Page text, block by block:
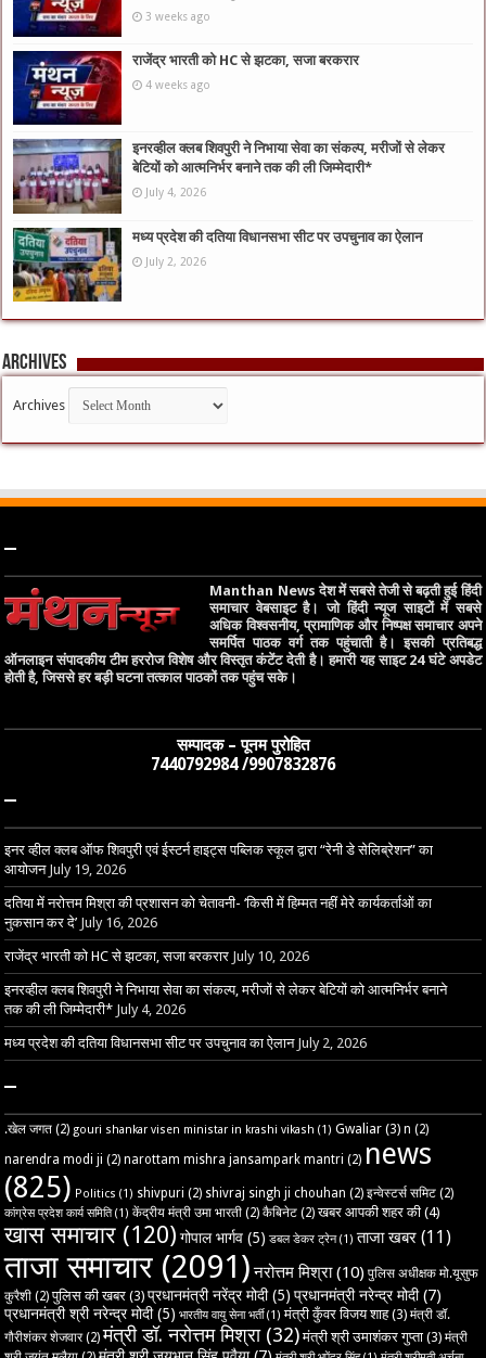
3 weeks ago
राजेंद्र भारती को HC से झटका, सजा बरकरार
4 weeks ago
इनरव्हील क्लब शिवपुरी ने निभाया सेवा का संकल्प, मरीजों से लेकर
बेटियों को आत्मनिर्भर बनाने तक की ली जिम्मेदारी*
July 4, 2026
मध्य प्रदेश की दतिया विधानसभा सीट पर उपचुनाव का ऐलान
July 2, 2026
Archives
Archives
–
Manthan News देश में सबसे तेजी से बढ़ती हुई हिंदी
समाचार वेबसाइट है। जो हिंदी न्यूज साइटों में सबसे
अधिक विश्वसनीय, प्रामाणिक और निष्पक्ष समाचार अपने
समर्पित पाठक वर्ग तक पहुंचाती है। इसकी प्रतिबद्ध
ऑनलाइन संपादकीय टीम हररोज विशेष और विस्तृत कंटेंट देती है। हमारी यह साइट 24 घंटे अपडेट
होती है, जिससे हर बड़ी घटना तत्काल पाठकों तक पहुंच सके।
सम्पादक – पूनम पुरोहित
7440792984 /9907832876
–
इनर व्हील क्लब ऑफ शिवपुरी एवं ईस्टर्न हाइट्स पब्लिक स्कूल द्वारा “रेनी डे सेलिब्रेशन” का
आयोजन July 19, 2026
दतिया में नरोत्तम मिश्रा की प्रशासन को चेतावनी- ‘किसी में हिम्मत नहीं मेरे कार्यकर्ताओं का
नुकसान कर दे’ July 16, 2026
राजेंद्र भारती को HC से झटका, सजा बरकरार July 10, 2026
इनरव्हील क्लब शिवपुरी ने निभाया सेवा का संकल्प, मरीजों से लेकर बेटियों को आत्मनिर्भर बनाने
तक की ली जिम्मेदारी* July 4, 2026
मध्य प्रदेश की दतिया विधानसभा सीट पर उपचुनाव का ऐलान July 2, 2026
–
.खेल जगत (2) gouri shankar visen ministar in krashi vikash (1) Gwaliar (3) n (2)
narendra modi ji (2) narottam mishra jansampark mantri (2) news
(825) Politics (1) shivpuri (2) shivraj singh ji chouhan (2) इन्वेस्टर्स समिट (2)
कांग्रेस प्रदेश कार्य समिति(1) केंद्रीय मंत्री उमा भारती (2) कैबिनेट (2) खबर आपकी शहर की (4)
खास समाचार (120) गोपाल भार्गव (5) डबल डेकर ट्रेन(1) ताजा खबर (11)
ताजा समाचार (2091) नरोत्तम मिश्रा(10) पुलिस अधीक्षक मो.यूसुफ
कुरैशी (2) पुलिस की खबर (3) प्रधानमंत्री नरेंद्र मोदी(5) प्रधानमंत्री नरेन्द्र मोदी(7)
प्रधानमंत्री श्री नरेन्द्र मोदी(5) भारतीय वायु सेना भर्ती(1) मंत्री कुँवर विजय शाह(3) मंत्री डॉ.
गौरीशंकर शेजवार(2) मंत्री डॉ. नरोत्तम मिश्रा(32) मंत्री श्री उमाशंकर गुप्ता (3) मंत्री